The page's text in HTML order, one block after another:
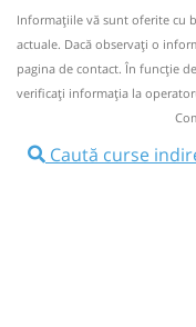
07:00 Cluj
07:00
Microbuz:
ONLINE. La
Nu a circulat?
NOU!Pune poze
14:00 Cluj
Informaţiile vă sunt oferite cu
actuale. Dacă observați o
pagina de contact. În funcție
verificaţi informaţia la
Caută curse